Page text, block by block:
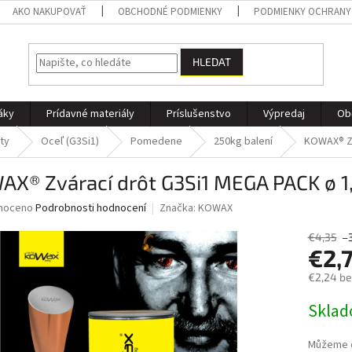
AKO NAKUPOVAŤ OBCHODNÉ PODMIENKY PODMIENKY OCHRANY
HLEDAT
Prídavné materiály Príslušenstvo Výpredaj
Oceľ (G3Si1) Pomedene 250kg balení KOWAX®
Zvárací drôt G3Si1 MEGA PACK ø
Podrobnosti hodnocení Značka: KOWAX
€4,35
€2,24
cena:
Můžeme